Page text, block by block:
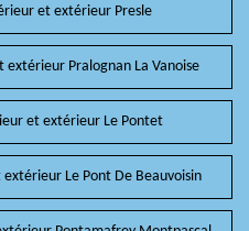
et extérieur Presle
Pralognan La Vanoise
et extérieur Le Pontet
Le Pont De Beauvoisin